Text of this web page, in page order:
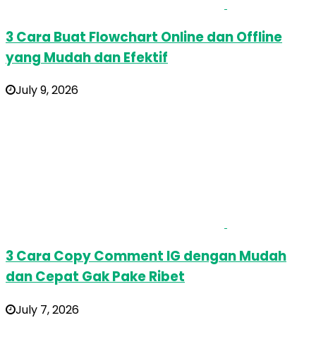
3 Cara Buat Flowchart Online dan Offline
yang Mudah dan Efektif
July 9, 2026
3 Cara Copy Comment IG dengan Mudah
dan Cepat Gak Pake Ribet
July 7, 2026